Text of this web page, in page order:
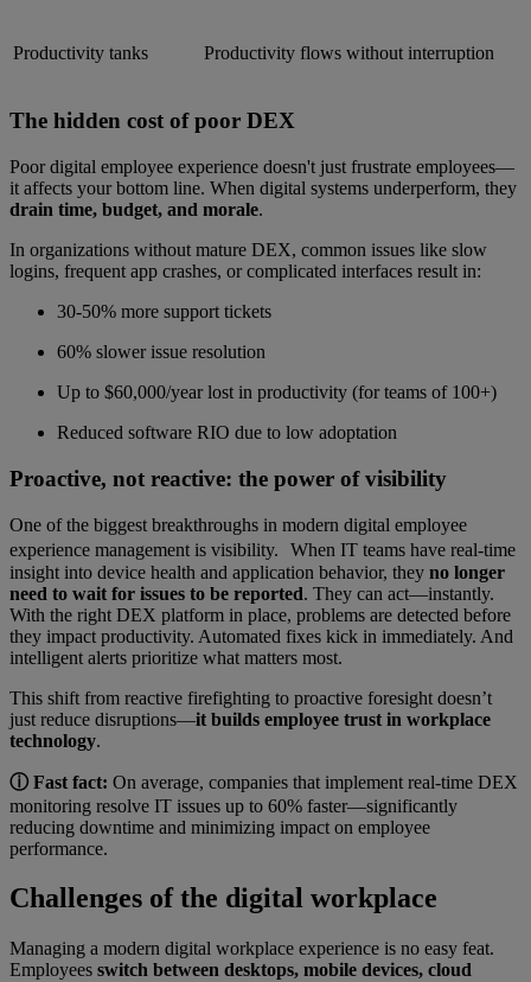
Productivity tanks Productivity flows without interruption
The hidden cost of poor DEX
Poor digital employee experience doesn't just frustrate employees—
it affects your bottom line. When digital systems underperform, they
drain time, budget, and morale.
In organizations without mature DEX, common issues like slow
logins, frequent app crashes, or complicated interfaces result in:
30-50% more support tickets
60% slower issue resolution
Up to $60,000/year lost in productivity (for teams of 100+)
Reduced software RIO due to low adoptation
Proactive, not reactive: the power of visibility
One of the biggest breakthroughs in modern digital employee
experience management is visibility. When IT teams have real-time
insight into device health and application behavior, they no longer
need to wait for issues to be reported. They can act—instantly.
With the right DEX platform in place, problems are detected before
they impact productivity. Automated fixes kick in immediately. And
intelligent alerts prioritize what matters most.
This shift from reactive firefighting to proactive foresight doesn’t
just reduce disruptions—it builds employee trust in workplace
technology.
ⓘ Fast fact: On average, companies that implement real-time DEX
monitoring resolve IT issues up to 60% faster—significantly
reducing downtime and minimizing impact on employee
performance.
Challenges of the digital workplace
Managing a modern digital workplace experience is no easy feat.
Employees switch between desktops, mobile devices, cloud